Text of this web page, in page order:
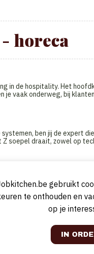
horeca
in de hospitality. Het
je vaak onderweg, bij
ben jij de expert
soepel draait, zowel op
voorbereidingen
e-mail of chat
voor de systemen
configureren en
het systeem
aan hardware en
gebruikt
te onthouden en
op je